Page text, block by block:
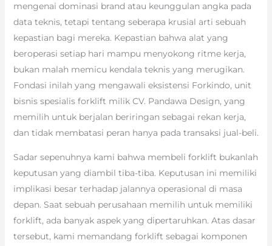
mengenai dominasi brand atau keunggulan angka pada
data teknis, tetapi tentang seberapa krusial arti sebuah
kepastian bagi mereka. Kepastian bahwa alat yang
beroperasi setiap hari mampu menyokong ritme kerja,
bukan malah memicu kendala teknis yang merugikan.
Fondasi inilah yang mengawali eksistensi Forkindo, unit
bisnis spesialis forklift milik CV. Pandawa Design, yang
memilih untuk berjalan beriringan sebagai rekan kerja,
dan tidak membatasi peran hanya pada transaksi jual-beli.
Sadar sepenuhnya kami bahwa membeli forklift bukanlah
keputusan yang diambil tiba-tiba. Keputusan ini memiliki
implikasi besar terhadap jalannya operasional di masa
depan. Saat sebuah perusahaan memilih untuk memiliki
forklift, ada banyak aspek yang dipertaruhkan. Atas dasar
tersebut, kami memandang forklift sebagai komponen